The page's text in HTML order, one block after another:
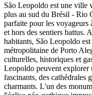
São Leopoldo est une ville
plus au sud du Brésil - Rio
parfaite pour les voyageurs
et hors des sentiers battus.
habitants, São Leopoldo
métropolitaine de Porto
culturelles, historiques et
Leopoldo peuvent explorer
fascinants, des cathédrales
charmants. L'un des